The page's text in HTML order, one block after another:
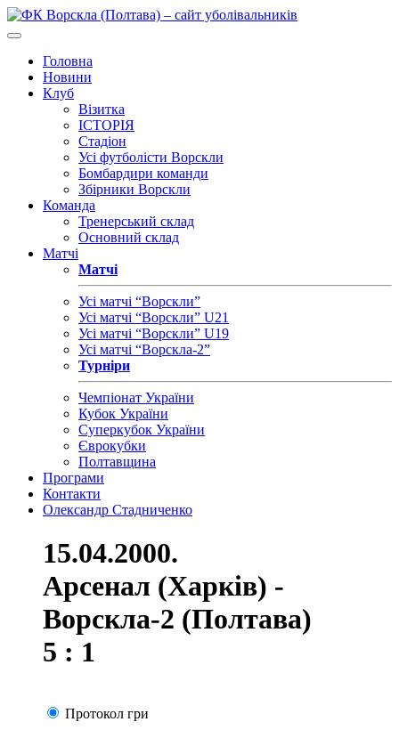
Головна
Новини
Клуб
Візитка
ІСТОРІЯ
Стадіон
Усі футболісти Ворскли
Бомбардири команди
Збірники Ворскли
Команда
Тренерський склад
Основний склад
Матчі
Матчі
Усі матчі “Ворскли”
Усі матчі “Ворскли” U21
Усі матчі “Ворскли” U19
Усі матчі “Ворскла-2”
Турніри
Чемпіонат України
Кубок України
Суперкубок України
Єврокубки
Полтавщина
Програми
Контакти
Олександр Стадниченко
15.04.2000.
Арсенал (Харків) -
Ворскла-2 (Полтава)
5 : 1
Протокол гри